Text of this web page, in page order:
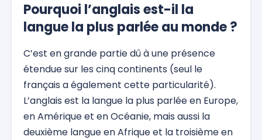
Pourquoi l’anglais est-il la
langue la plus parlée au monde ?
C’est en grande partie dû à une présence
étendue sur les cinq continents (seul le
français a également cette particularité).
L’anglais est la langue la plus parlée en Europe,
en Amérique et en Océanie, mais aussi la
deuxième langue en Afrique et la troisième en